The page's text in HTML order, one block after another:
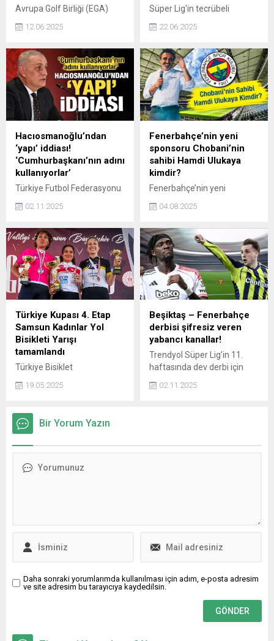
Avrupa Golf Birliği (EGA)
tarafından Türkiye Golf
Federasyonu iş birliğinde
prestijli golf
organizasyonlarından biri
olarak kabul edilen
European Senior Men's and
Ladies Championship 2025,
Antalya'da başladı.
12.06.2025
Süper Lig'in tecrübeli
isimlerinden Alparslan
Öztürk, kariyerinin yeni
ekibi Kahramanmaraş
İstiklalspor olarak belirledi.
22.06.2025
Hacıosmanoğlu’ndan
‘yapı’ iddiası!
‘Cumhurbaşkanı’nın adını
kullanıyorlar’
Türkiye Futbol Federasyonu
Hacıosmanoğlu, hakemler
oynandığını ve bunu
Cumhurbaşkanı Erdoğan'a
yakın olduğunu iddia eden
bazı kişilerin yaptığını
söyledi.
02.11.2025
Fenerbahçe’nin yeni
sponsoru Chobani’nin
sahibi Hamdi Ulukaya
kimdir?
Fenerbahçe’nin yeni
Hamdi Ulukaya kimdir? İşte
uzanan başarı hikâyesiyle
dikkat çeken Ulukaya’nın
hayatı ve Chobani
markasının yükselişi…
04.08.2025
Türkiye Kupası 4. Etap
Samsun Kadınlar Yol
Bisikleti Yarışı
tamamlandı
Türkiye Bisiklet
Federasyonu’nun 2025 yılı
faaliyet takviminde yer alan
Kadınlar Yol Bisikleti Yarışı,
dün Samsun’un Atakum
Gençlik ve Spor Bayramı
19.05.2025
Beşiktaş – Fenerbahçe
derbisi şifresiz veren
yabancı kanallar!
Trendyol Süper Lig’in 11.
haftasında dev derbi için
geri sayım sürüyor. Beşiktaş
ile Fenerbahçe arasındaki
02.11.2025
Bir Yorum Yazın
Daha sonraki yorumlarımda kullanılması için adım, e-posta adresim
ve site adresim bu tarayıcıya kaydedilsin.